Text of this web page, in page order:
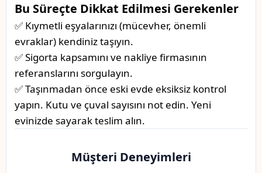
Bu Süreçte Dikkat Edilmesi Gerekenler
✅ Kıymetli eşyalarınızı (mücevher, önemli
evraklar) kendiniz taşıyın.
✅ Sigorta kapsamını ve nakliye firmasının
referanslarını sorgulayın.
✅ Taşınmadan önce eski evde eksiksiz kontrol
yapın. Kutu ve çuval sayısını not edin. Yeni
evinizde sayarak teslim alın.
Müşteri Deneyimleri